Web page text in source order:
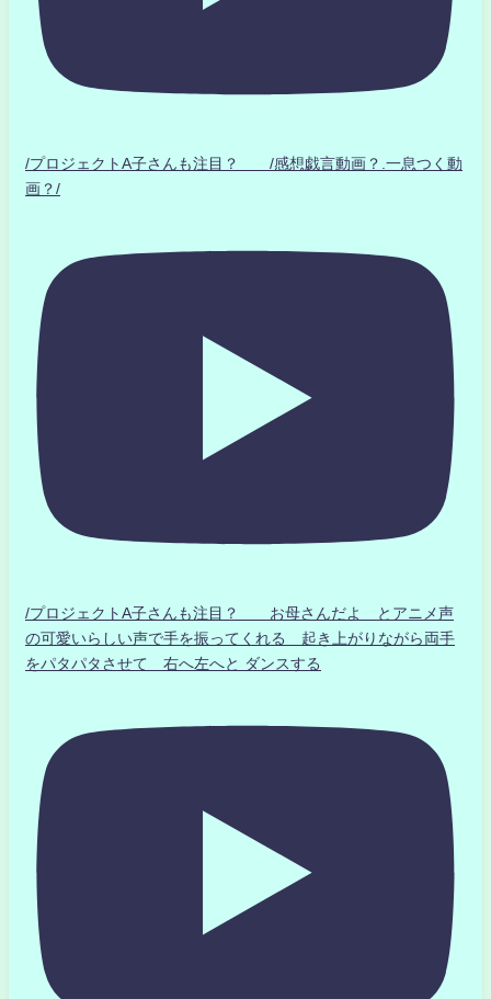
/プロジェクトA子さんも注目？ /感想戯言動画？.一息つく動
画？/
/プロジェクトA子さんも注目？ お母さんだよ とアニメ声
の可愛いらしい声で手を振ってくれる 起き上がりながら両手
をパタパタさせて 右へ左へと ダンスする